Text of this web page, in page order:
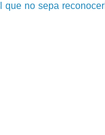
que no sepa